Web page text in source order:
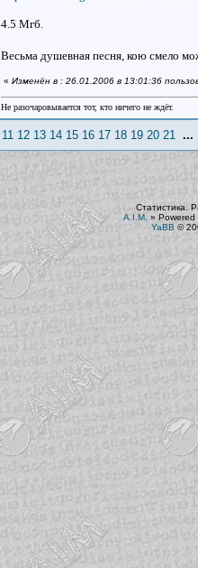
4.5 Мгб.
Весьма душевная песня, кою смело
« Изменён в : 26.01.2006 в 13:01:36
Не разочаровывается тот, кто ничего не ждёт.
11 12 13 14 15 16 17 18 19 20 21
Статистика.
A.I.M. » Powered
YaBB ©